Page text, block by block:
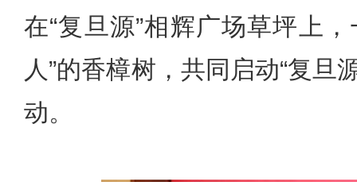
在“复旦源”相辉广场草坪上
人”的香樟树，共同启动“复旦
动。